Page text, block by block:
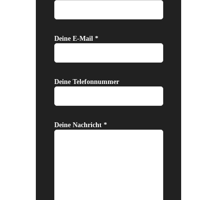
Deine E-Mail *
Deine Telefonnummer
Deine Nachricht *